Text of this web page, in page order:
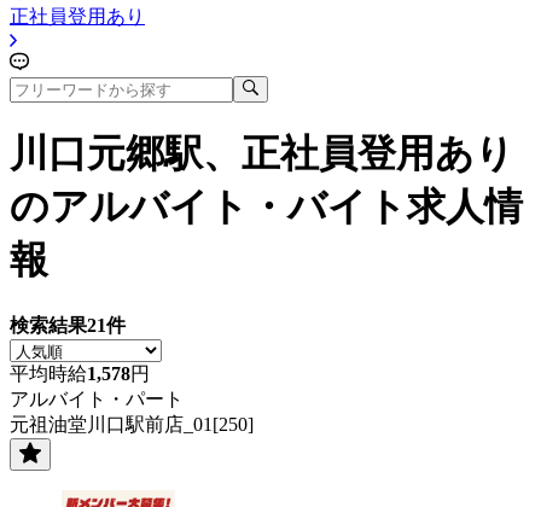
正社員登用あり
川口元郷駅、正社員登用あり
のアルバイト・バイト求人情
報
検索結果21件
平均時給1,578円
アルバイト・パート
元祖油堂川口駅前店_01[250]